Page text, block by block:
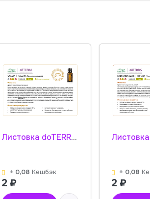
Листовка doTERRA "Кассия. Эфирное масло" 30020001
+ 0,08Кешбэк
2 ₽
+ 0,08
2 ₽